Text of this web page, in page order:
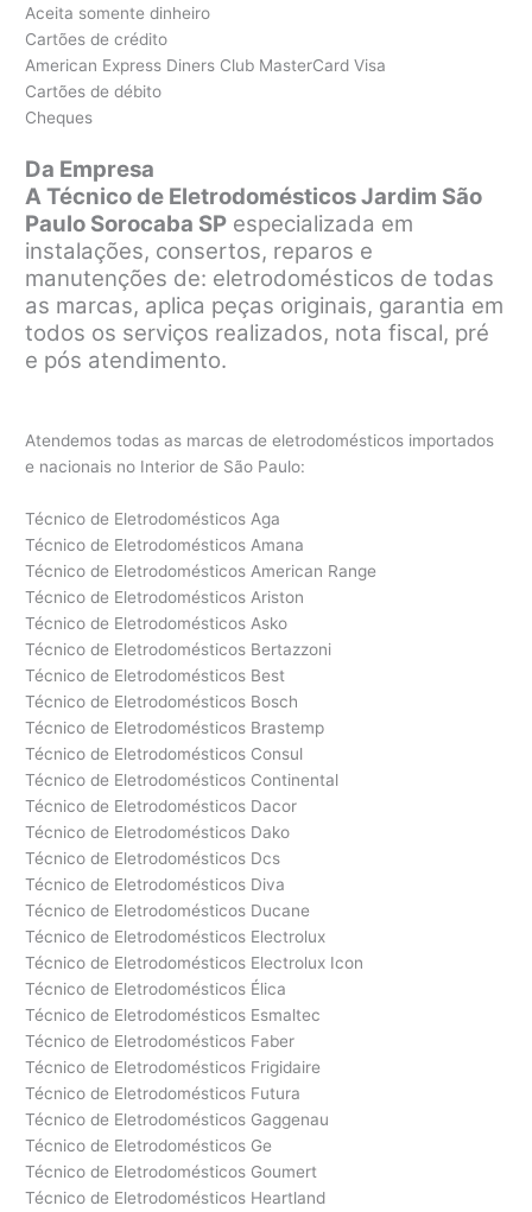
Aceita somente dinheiro
Cartões de crédito
American Express Diners Club MasterCard Visa
Cartões de débito
Cheques
Da Empresa
A Técnico de Eletrodomésticos Jardim São
Paulo Sorocaba SP especializada em
instalações, consertos, reparos e
manutenções de: eletrodomésticos de todas
as marcas, aplica peças originais, garantia em
todos os serviços realizados, nota fiscal, pré
e pós atendimento.
Atendemos todas as marcas de eletrodomésticos importados
e nacionais no Interior de São Paulo:
Técnico de Eletrodomésticos Aga
Técnico de Eletrodomésticos Amana
Técnico de Eletrodomésticos American Range
Técnico de Eletrodomésticos Ariston
Técnico de Eletrodomésticos Asko
Técnico de Eletrodomésticos Bertazzoni
Técnico de Eletrodomésticos Best
Técnico de Eletrodomésticos Bosch
Técnico de Eletrodomésticos Brastemp
Técnico de Eletrodomésticos Consul
Técnico de Eletrodomésticos Continental
Técnico de Eletrodomésticos Dacor
Técnico de Eletrodomésticos Dako
Técnico de Eletrodomésticos Dcs
Técnico de Eletrodomésticos Diva
Técnico de Eletrodomésticos Ducane
Técnico de Eletrodomésticos Electrolux
Técnico de Eletrodomésticos Electrolux Icon
Técnico de Eletrodomésticos Élica
Técnico de Eletrodomésticos Esmaltec
Técnico de Eletrodomésticos Faber
Técnico de Eletrodomésticos Frigidaire
Técnico de Eletrodomésticos Futura
Técnico de Eletrodomésticos Gaggenau
Técnico de Eletrodomésticos Ge
Técnico de Eletrodomésticos Goumert
Técnico de Eletrodomésticos Heartland